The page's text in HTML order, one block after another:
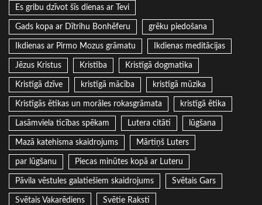
Es gribu dzīvot šīs dienas ar Tevi
Gads kopa ar Dītrihu Bonhēferu grēku piedošana
Ikdienas ar Pirmo Mozus grāmatu Ikdienas meditācijas
Jēzus Kristus Kristība Kristīgā dogmatika
Kristīgā dzīve kristīgā mācība kristīgā mūzika
Kristīgās ētikas un morāles rokasgrāmata kristīgā ētika
Lasāmviela ticības spēkam Lutera citāti lūgšana
Mazā katehisma skaidrojums Mārtiņš Luters
par lūgšanu Piecas minūtes kopā ar Luteru
Pāvila vēstules galatiešiem skaidrojums Svētais Gars
Svētais Vakarēdiens Svētie Raksti